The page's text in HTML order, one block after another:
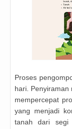
Proses
hari. Penyiraman
mempercepat
yang menjadi
tanah dari segi